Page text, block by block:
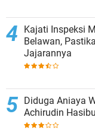
Kajati Inspeksi
Belawan,
Jajarannya
Diduga Aniaya
Achirudin